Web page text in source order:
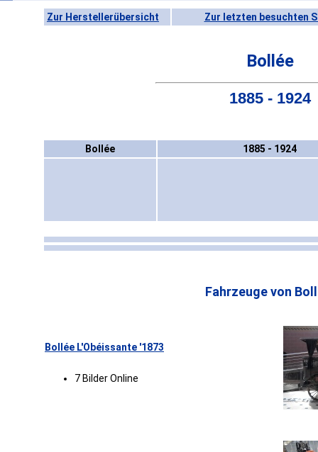
Zur Herstellerübersicht Zur letzten besuchten
Bollée
1885 - 1924
Bollée 1885 - 1924
Fahrzeuge von
Bollée L'Obéissante '1873
7 Bilder Online